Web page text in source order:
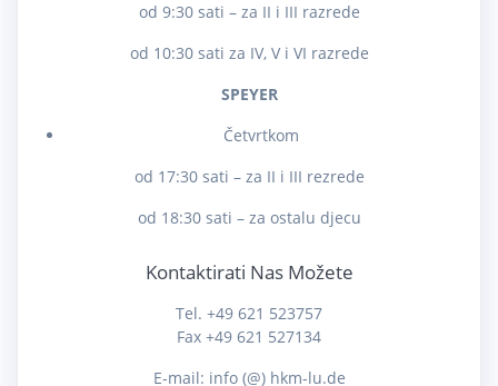
od 9:30 sati – za II i III razrede
od 10:30 sati za IV, V i VI razrede
SPEYER
Četvrtkom
od 17:30 sati – za II i III rezrede
od 18:30 sati – za ostalu djecu
Kontaktirati Nas Možete
Tel. +49 621 523757
Fax +49 621 527134
E-mail: info (@) hkm-lu.de